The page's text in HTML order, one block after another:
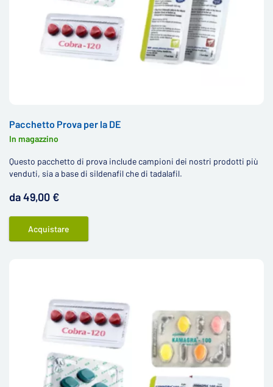
Pacchetto Prova per la DE
In magazzino
Questo pacchetto di prova include campioni dei nostri prodotti più
venduti, sia a base di sildenafil che di tadalafil.
da 49,00 €
Acquistare